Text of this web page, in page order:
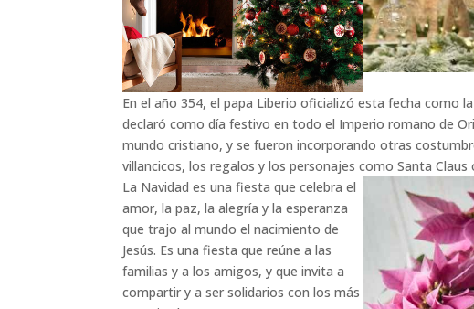
En el año 354, el papa Liberio oficializó esta fecha como
declaró como día festivo en todo el Imperio romano de
mundo cristiano, y se fueron incorporando otras
villancicos, los regalos y los personajes como Santa Claus
La Navidad es una fiesta que celebra el
amor, la paz, la alegría y la esperanza
que trajo al mundo el nacimiento de
Jesús. Es una fiesta que reúne a las
familias y a los amigos, y que invita a
compartir y a ser solidarios con los más